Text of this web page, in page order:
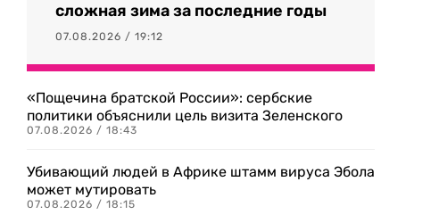
сложная зима за последние годы
07.08.2026 / 19:12
«Пощечина братской России»: сербские
политики объяснили цель визита Зеленского
07.08.2026 / 18:43
Убивающий людей в Африке штамм вируса Эбола
может мутировать
07.08.2026 / 18:15